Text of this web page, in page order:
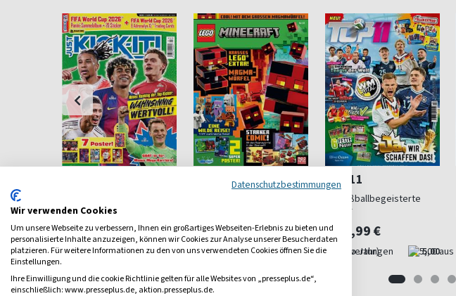
4,73
ab 7,32 €
(9 x pro Jahr) 4,53
LEGO Minecraft
ab 5,99 €
(13 x pro Jahr) 4,93
Top 11
Für fußballbegeisterte
Kinder
ab 4,99 €
(9 x pro Jahr) 5,00
Datenschutzbestimmungen
Wir verwenden Cookies
Um unsere Webseite zu verbessern, Ihnen ein großartiges Webseiten-Erlebnis zu bieten und
personalisierte Inhalte anzuzeigen, können wir Cookies zur Analyse unserer Besucherdaten
platzieren. Für weitere Informationen zu den von uns verwendeten Cookies öffnen Sie die
Einstellungen.
Ihre Einwilligung und die cookie Richtlinie gelten für alle Websites von „presseplus.de“,
einschließlich: www.presseplus.de, aktion.presseplus.de.